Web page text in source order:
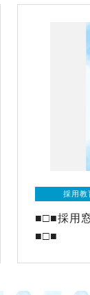
採用教
■□■採用
■□■